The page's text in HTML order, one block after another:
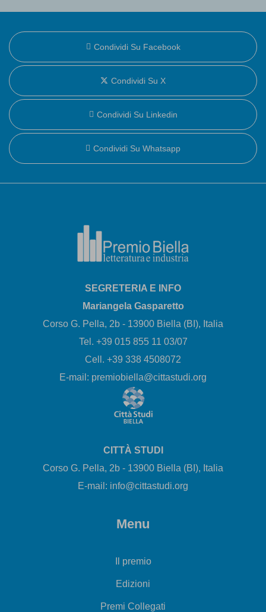
Condividi Su Facebook
Condividi Su X
Condividi Su Linkedin
Condividi Su Whatsapp
SEGRETERIA E INFO
Mariangela Gasparetto
Corso G. Pella, 2b - 13900 Biella (BI), Italia
Tel. +39 015 855 11 03/07
Cell. +39 338 4508072
E-mail: premiobiella@cittastudi.org
CITTÀ STUDI
Corso G. Pella, 2b - 13900 Biella (BI), Italia
E-mail: info@cittastudi.org
Menu
Il premio
Edizioni
Premi Collegati